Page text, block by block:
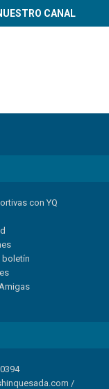
CANAL
con YQ
boletín
/